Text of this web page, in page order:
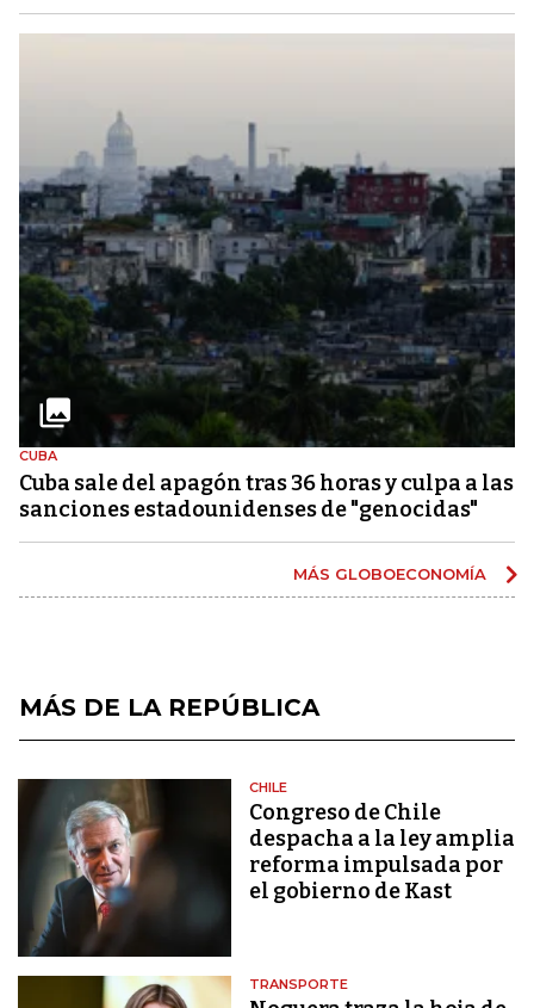
CUBA
Cuba sale del apagón tras 36 horas y culpa a las
sanciones estadounidenses de "genocidas"
MÁS GLOBOECONOMÍA
MÁS DE LA REPÚBLICA
CHILE
Congreso de Chile
despacha a la ley amplia
reforma impulsada por
el gobierno de Kast
TRANSPORTE